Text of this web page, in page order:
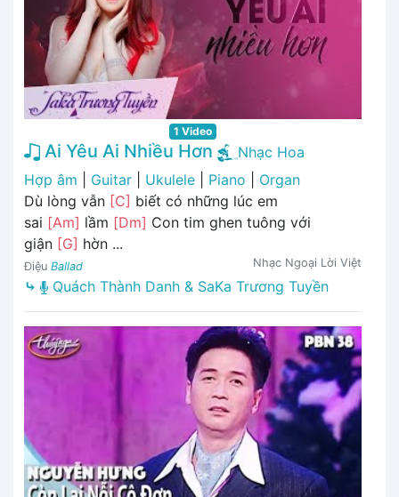
1 Video
Ai Yêu Ai Nhiều Hơn
Nhạc Hoa
Hợp âm
Guitar Ukulele Piano
Organ
Dù lòng vẫn [C] biết có những lúc em
sai [Am] lầm [Dm] Con tim ghen tuông với
giận [G] hờn ...
Điệu Ballad Nhạc Ngoại Lời Việt
⤷ Quách Thành Danh & SaKa Trương Tuyền